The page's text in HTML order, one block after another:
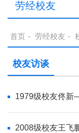
劳经校友
首页 - 劳经校友 -
校友访谈
1979级校友佟
2008级校友王